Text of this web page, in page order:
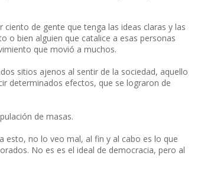
de gente que tenga las ideas claras y las
o bien alguien que catalice a esas personas
que movió a muchos.
sitios ajenos al sentir de la sociedad, aquello
determinados efectos, que se lograron de
de masas.
esto, no lo veo mal, al fin y al cabo es lo que
No es es el ideal de democracia, pero al